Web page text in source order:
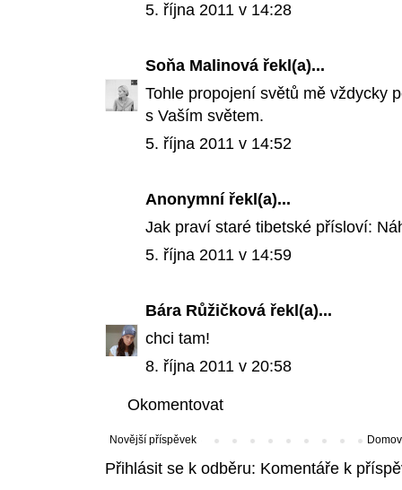
5. října 2011 v 14:28
Soňa Malinová řekl(a)...
Tohle propojení světů mě vždycky
s Vaším světem.
5. října 2011 v 14:52
Anonymní řekl(a)...
Jak praví staré tibetské přísloví:
5. října 2011 v 14:59
Bára Růžičková řekl(a)...
chci tam!
8. října 2011 v 20:58
Okomentovat
Novější příspěvek
Přihlásit se k odběru: Komentáře k